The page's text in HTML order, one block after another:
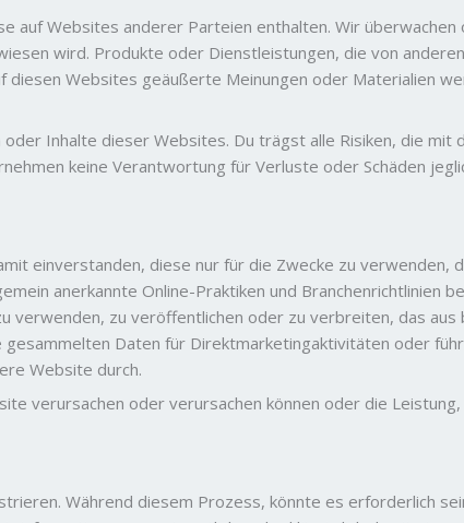
auf Websites anderer Parteien enthalten. Wir
wird. Produkte oder Dienstleistungen, die von
diesen Websites geäußerte Meinungen oder Materialien
Inhalte dieser Websites. Du trägst alle Risiken, die
keine Verantwortung für Verluste oder Schäden
einverstanden, diese nur für die Zwecke zu verwenden,
anerkannte Online-Praktiken und Branchenrichtlinien
verwenden, zu veröffentlichen oder zu verbreiten, das
Daten für Direktmarketingaktivitäten oder
Website durch.
verursachen oder verursachen können oder die
Während diesem Prozess, könnte es erforderlich